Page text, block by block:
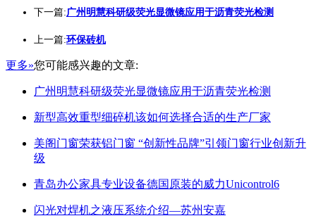
下一篇:广州明慧科研级荧光显微镜应用于沥青荧光检测
上一篇:环保砖机
更多»您可能感兴趣的文章:
广州明慧科研级荧光显微镜应用于沥青荧光检测
新型高效重型细碎机该如何选择合适的生产厂家
美阁门窗荣获铝门窗 “创新性品牌”引领门窗行业创新升
级
青岛办公家具专业设备德国原装的威力Unicontrol6
闪光对焊机之液压系统介绍—苏州安嘉